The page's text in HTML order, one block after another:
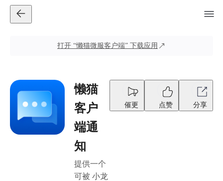
打开 “懒猫微服客户端” 下载应用
懒猫
客户
端通
知
提供一个
可被 小龙
催更 点赞 分享